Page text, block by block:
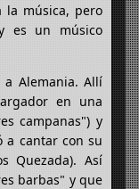
la música, pero
es un músico
a Alemania. Allí
en una
campanas") y
a cantar con su
Quezada). Así
barbas" y que